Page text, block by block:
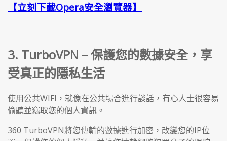
【立刻下載Opera安全瀏覽器】
3. TurboVPN – 保護您的數據安全，享
受真正的隱私生活
使用公共WIFI，就像在公共場合進行談話，有心人士很容易
偷聽並竊取您的個人資訊。
360 TurboVPN將您傳輸的數據進行加密，改變您的IP位